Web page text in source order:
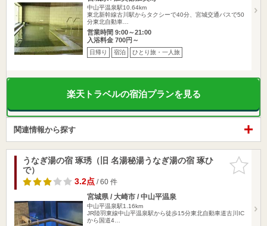
中山平温泉駅10.64km
東北新幹線古川駅からタクシーで40分、宮城交通バスで50
分東北自動車…
営業時間 9:00～21:00
入浴料金 700円～
日帰り 宿泊 ひとり旅・一人旅
楽天トラベルの宿泊プランを見る
関連情報から探す
お気に入
りに追加
うなぎ湯の宿 琢琇（旧 名湯秘湯うなぎ湯の宿 琢ひ
で）
3.2点/ 60 件
宮城県 / 大崎市 / 中山平温泉
中山平温泉駅1.16km
JR陸羽東線中山平温泉駅から徒歩15分東北自動車道古川IC
から国道4…